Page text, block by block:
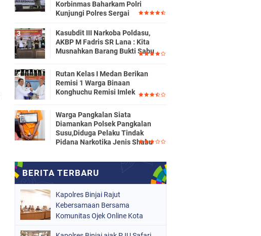
Korbinmas Baharkam Polri
Kunjungi Polres Sergai
Kasubdit III Narkoba Poldasu,
AKBP M Fadris SR Lana : Kita
Musnahkan Barang Bukti Sabu
Rutan Kelas I Medan Berikan
Remisi 1 Warga Binaan
Konghuchu Remisi Imlek
Warga Pangkalan Siata
Diamankan Polsek Pangkalan
Susu,Diduga Pelaku Tindak
Pidana Narkotika Jenis Shabu
Kapolres Binjai Rajut
Kebersamaan Bersama
Komunitas Ojek Online Kota